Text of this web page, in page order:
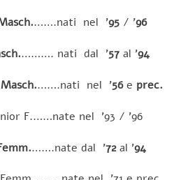
…….nati nel ’95 / ’96
………. nati dal ’57 al ’94
Masch.…….nati nel ’56e prec.
F.……nate nel ’93 / ’96
…….nate dal ’72al ’94